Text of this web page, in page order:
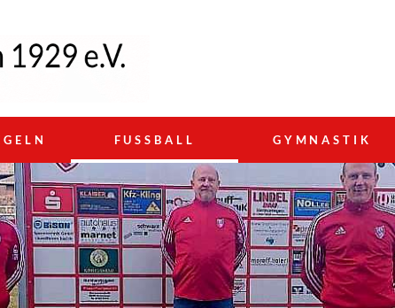
FUSSBALL GYMNASTIK